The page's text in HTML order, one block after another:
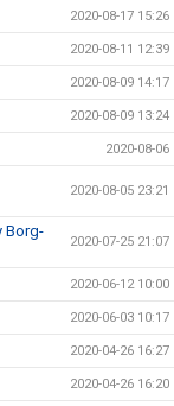
2020-08-17 15:26
2020-08-11 12:39
2020-08-09 14:17
2020-08-09 13:24
2020-08-06
2020-08-05 23:21
Borg-
2020-07-25 21:07
2020-06-12 10:00
2020-06-03 10:17
2020-04-26 16:27
2020-04-26 16:20